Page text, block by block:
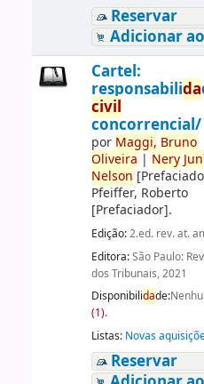
Reservar
Adicionar
Cartel:
responsabilida
civil
concorrencial/
por Maggi, Bruno
Oliveira | Nery
Nelson
Pfeiffer, Roberto
[Prefaciador].
Edição:2.ed. rev. at.
Editora:São Paulo:
dos Tribunais, 2021
Disponibilidade:
(1).
Listas: Novas
Reservar